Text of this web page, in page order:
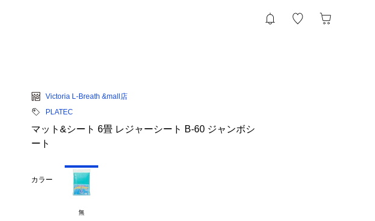
Victoria L-Breath &mall店
PLATEC
マット&シート 6畳 レジャーシート B-60 ジャンボシ
ート
カラー
無